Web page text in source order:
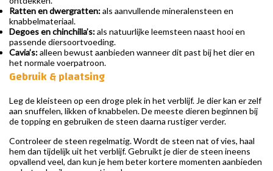
Ratten en dwergratten:als aanvullende mineralensteen en
knabbelmateriaal.
Degoes en chinchilla’s:als natuurlijke leemsteen naast hooi en
passende diersoortvoeding.
Cavia’s:alleen bewust aanbieden wanneer dit past bij het dier en
het normale voerpatroon.
Gebruik & plaatsing
Leg de kleisteen op een droge plek in het verblijf. Je dier kan er zelf
aan snuffelen, likken of knabbelen. De meeste dieren beginnen bij
de topping en gebruiken de steen daarna rustiger verder.
Controleer de steen regelmatig. Wordt de steen nat of vies, haal
hem dan tijdelijk uit het verblijf. Gebruikt je dier de steen ineens
opvallend veel, dan kun je hem beter kortere momenten aanbieden